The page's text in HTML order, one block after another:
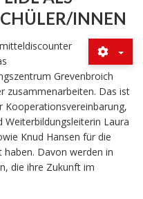
INNEN
Grevenbroich
zusammenarbeiten. Das ist
Kooperationsvereinbarung,
Weiterbildungsleiterin Laura
Knud Hansen für die
Davon werden in
die ihre Zukunft im